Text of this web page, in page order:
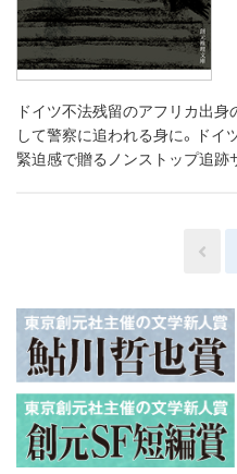
ドイツ不法残留のアフリカ出
して警察に追われる身に。ドイ
緊迫感で贈るノンストップ追跡